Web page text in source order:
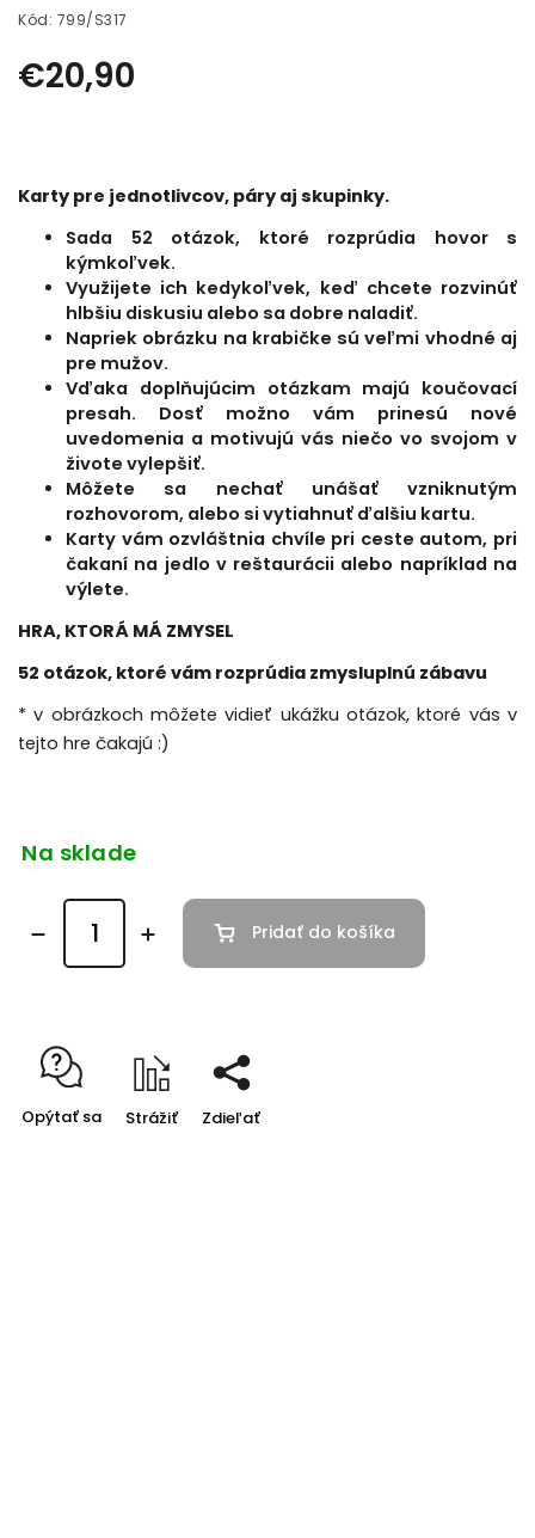
Kód: 799/S317
€20,90
Karty pre jednotlivcov, páry aj skupinky.
Sada 52 otázok, ktoré rozprúdia hovor s
kýmkoľvek.
Využijete ich kedykoľvek, keď chcete rozvinúť
hlbšiu diskusiu alebo sa dobre naladiť.
Napriek obrázku na krabičke sú veľmi vhodné aj
pre mužov.
Vďaka doplňujúcim otázkam majú koučovací
presah. Dosť možno vám prinesú nové
uvedomenia a motivujú vás niečo vo svojom v
živote vylepšiť.
Môžete sa nechať unášať vzniknutým
rozhovorom, alebo si vytiahnuť ďalšiu kartu.
Karty vám ozvláštnia chvíle pri ceste autom, pri
čakaní na jedlo v reštaurácii alebo napríklad na
výlete.
HRA, KTORÁ MÁ ZMYSEL
52 otázok, ktoré vám rozprúdia zmysluplnú zábavu
* v obrázkoch môžete vidieť ukážku otázok, ktoré vás v
tejto hre čakajú :)
Na sklade
Pridať do košíka
Opýtať sa Strážiť Zdieľať